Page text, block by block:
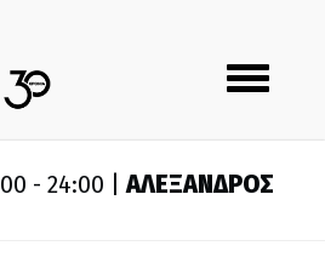
Toggle
navigation
- 24:00 |ΑΛΕΞΑΝΔΡΟΣ